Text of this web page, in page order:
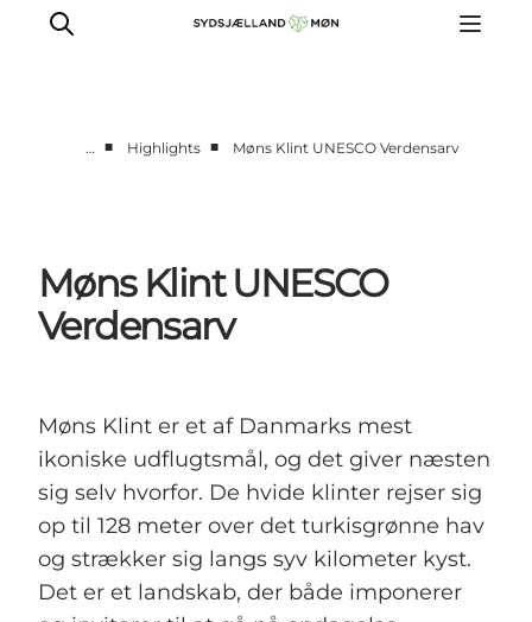
Events
Spis
Overnat
… ■ Highlights ■ Møns Klint UNESCO Verdensarv
Møns Klint UNESCO
Verdensarv
Møns Klint er et af Danmarks mest
ikoniske udflugtsmål, og det giver næsten
sig selv hvorfor. De hvide klinter rejser sig
op til 128 meter over det turkisgrønne hav
og strækker sig langs syv kilometer kyst.
Det er et landskab, der både imponerer